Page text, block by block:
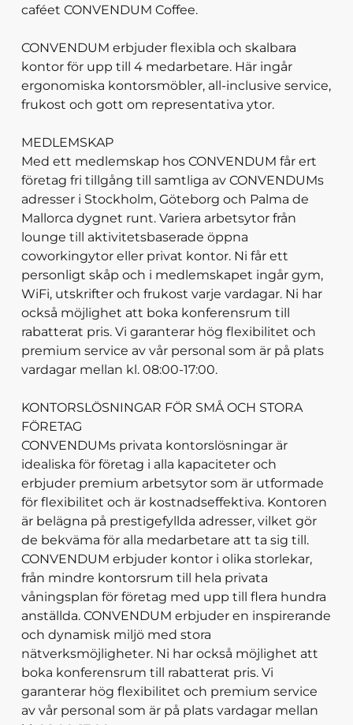
caféet CONVENDUM Coffee.
CONVENDUM erbjuder flexibla och skalbara
kontor för upp till 4 medarbetare. Här ingår
ergonomiska kontorsmöbler, all-inclusive service,
frukost och gott om representativa ytor.
MEDLEMSKAP
Med ett medlemskap hos CONVENDUM får ert
företag fri tillgång till samtliga av CONVENDUMs
adresser i Stockholm, Göteborg och Palma de
Mallorca dygnet runt. Variera arbetsytor från
lounge till aktivitetsbaserade öppna
coworkingytor eller privat kontor. Ni får ett
personligt skåp och i medlemskapet ingår gym,
WiFi, utskrifter och frukost varje vardagar. Ni har
också möjlighet att boka konferensrum till
rabatterat pris. Vi garanterar hög flexibilitet och
premium service av vår personal som är på plats
vardagar mellan kl. 08:00-17:00.
KONTORSLÖSNINGAR FÖR SMÅ OCH STORA
FÖRETAG
CONVENDUMs privata kontorslösningar är
idealiska för företag i alla kapaciteter och
erbjuder premium arbetsytor som är utformade
för flexibilitet och är kostnadseffektiva. Kontoren
är belägna på prestigefyllda adresser, vilket gör
de bekväma för alla medarbetare att ta sig till.
CONVENDUM erbjuder kontor i olika storlekar,
från mindre kontorsrum till hela privata
våningsplan för företag med upp till flera hundra
anställda. CONVENDUM erbjuder en inspirerande
och dynamisk miljö med stora
nätverksmöjligheter. Ni har också möjlighet att
boka konferensrum till rabatterat pris. Vi
garanterar hög flexibilitet och premium service
av vår personal som är på plats vardagar mellan